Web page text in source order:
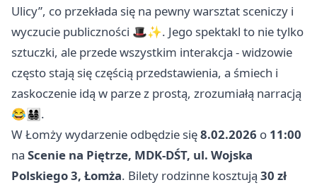
Ulicy”, co przekłada się na pewny warsztat sceniczy i
wyczucie publiczności 🎩✨. Jego spektakl to nie tylko
sztuczki, ale przede wszystkim interakcja - widzowie
często stają się częścią przedstawienia, a śmiech i
zaskoczenie idą w parze z prostą, zrozumiałą narracją
😂👨‍👩‍👧‍👦.
W Łomży wydarzenie odbędzie się8.02.2026 o 11:00
na Scenie na Piętrze, MDK-DŚT, ul. Wojska
Polskiego 3, Łomża. Bilety rodzinne kosztują 30 zł